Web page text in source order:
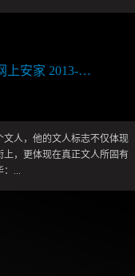
壁挂炉产品，比如冈底斯壁
非常好，公司400-8812-999二
天然气压力下的输入功率。燃
句话讲，就是只要严格控制
达到额定功率，供暖洗浴的
计寿命。2、但是，现在的问
时抛开燃气成分及热值的稳
拿每一天来讲，我们所使用
低峰期燃气压力高。即便是
，这是因为夏季用气量较
里？且听分解。A、我国管道燃
基础数据已经跟不上实际情
设计标准，那就是最基础的
14%，什么意思呢？也就是
【行业随笔】文人袁明华：让冈底斯在网上安家 2013-07-02
人，他的文人标志不仅体现
，更体现在真正文人所固有
：...
乎一般壁挂炉企业老总，他
杭州大元人工环境设备有限公
杭州作协副主席等诸多和文
的特质——要么爱思考，要么